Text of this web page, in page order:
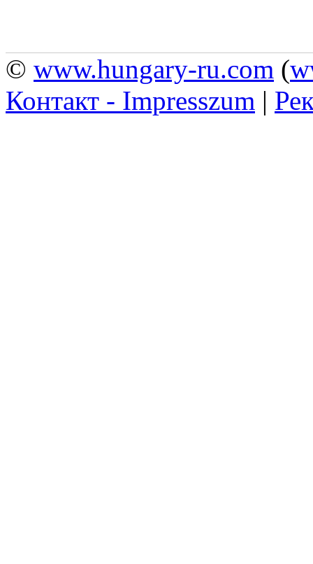
© www.hungary-ru.com (
Контакт - Impresszum |